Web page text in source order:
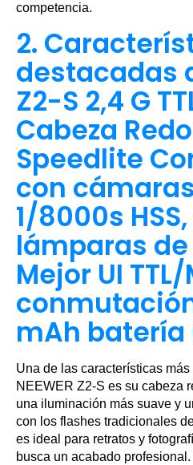
competencia.
2.
destacadas
Z2-S 2,4 G
Cabeza
Speedlite
con
1/8000s
lámparas
Mejor UI
mAh batería
Una de las características
NEEWER Z2-S es su cabeza
una iluminación más suave y
con los flashes tradicionales
es ideal para retratos y
busca un acabado